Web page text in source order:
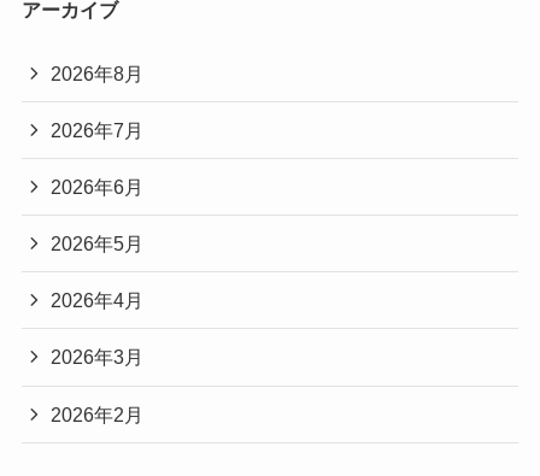
アーカイブ
2026年8月
2026年7月
2026年6月
2026年5月
2026年4月
2026年3月
2026年2月